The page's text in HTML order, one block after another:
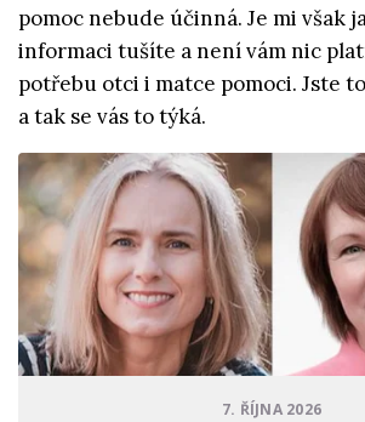
pomoc nebude účinná. Je mi však
informaci tušíte a není vám nic
potřebu otci i matce pomoci. Jste
a tak se vás to týká.
7. ŘÍJNA 2026